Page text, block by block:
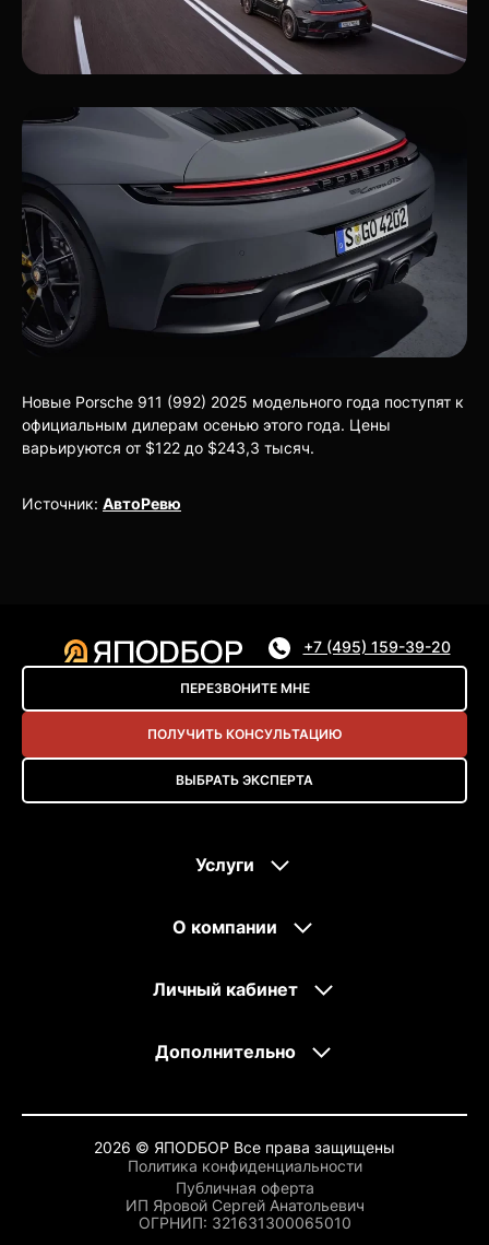
Новые Porsche 911 (992) 2025 модельного года поступят к
официальным дилерам осенью этого года. Цены
варьируются от $122 до $243,3 тысяч.
Источник: АвтоРевю
+7 (495) 159-39-20
ПЕРЕЗВОНИТЕ МНЕ
ПОЛУЧИТЬ КОНСУЛЬТАЦИЮ
ВЫБРАТЬ ЭКСПЕРТА
Услуги
О компании
Личный кабинет
Дополнительно
2026 © ЯПОDБОР Все права защищены
Политика конфиденциальности
Публичная оферта
ИП Яровой Сергей Анатольевич
OГРНИП: 321631300065010